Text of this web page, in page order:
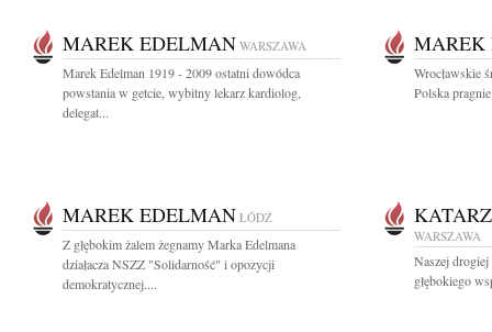
MAREK EDELMAN WARSZAWA
Marek Edelman 1919 - 2009 ostatni dowódca
powstania w getcie, wybitny lekarz kardiolog,
delegat...
MAREK
Wrocławskie
Polska
MAREK EDELMAN ŁÓDŹ
Z głębokim żalem żegnamy Marka Edelmana
działacza NSZZ "Solidarność" i opozycji
demokratycznej....
WARSZAWA
Naszej
głębokiego